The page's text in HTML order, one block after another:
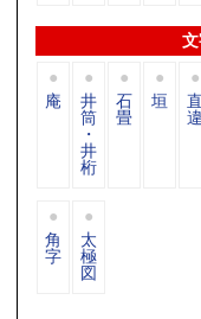
庵 井
筒
・
井
桁
石
畳
垣 直
違
角
字
太
極
図